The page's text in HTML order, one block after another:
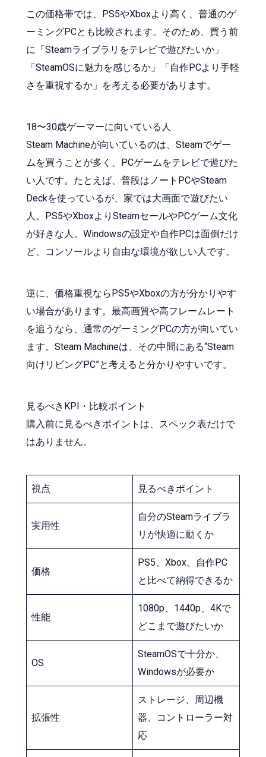
この価格帯では、PS5やXboxより高く、普通のゲ
ーミングPCとも比較されます。そのため、買う前
に「Steamライブラリをテレビで遊びたいか」
「SteamOSに魅力を感じるか」「自作PCより手軽
さを重視するか」を考える必要があります。
18〜30歳ゲーマーに向いている人
Steam Machineが向いているのは、Steamでゲー
ムを買うことが多く、PCゲームをテレビで遊びた
い人です。たとえば、普段はノートPCやSteam
Deckを使っているが、家では大画面で遊びたい
人。PS5やXboxよりSteamセールやPCゲーム文化
が好きな人。Windowsの設定や自作PCは面倒だけ
ど、コンソールより自由な環境が欲しい人です。
逆に、価格重視ならPS5やXboxの方が分かりやす
い場合があります。最高画質や高フレームレート
を追うなら、通常のゲーミングPCの方が向いてい
ます。Steam Machineは、その中間にある“Steam
向けリビングPC”と考えると分かりやすいです。
見るべきKPI・比較ポイント
購入前に見るべきポイントは、スペック表だけで
はありません。
視点 見るべきポイント
実用性
自分のSteamライブラ
リが快適に動くか
価格
PS5、Xbox、自作PC
と比べて納得できるか
性能
1080p、1440p、4Kで
どこまで遊びたいか
OS
SteamOSで十分か、
Windowsが必要か
拡張性
ストレージ、周辺機
器、コントローラー対
応